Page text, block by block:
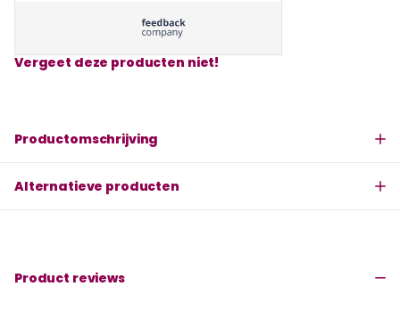
Vergeet deze producten niet!
Productomschrijving
Alternatieve producten
Product reviews